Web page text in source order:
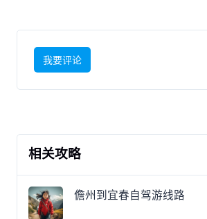
我要评论
相关攻略
儋州到宜春自驾游线路